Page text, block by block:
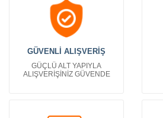
GÜVENLİ ALIŞVERİŞ
GÜÇLÜ ALT YAPIYLA
ALIŞVERİŞİNİZ GÜVENDE